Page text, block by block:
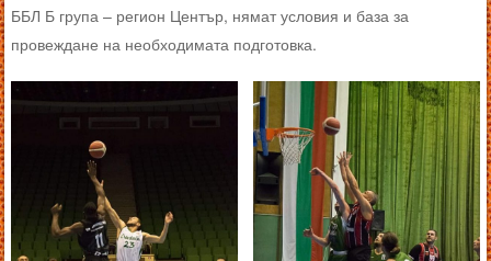
ББЛ Б група – регион Център, нямат условия и база за
провеждане на необходимата подготовка.